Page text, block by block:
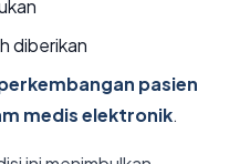
diberikan
pasien
medis elektronik.